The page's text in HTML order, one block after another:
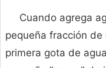
Cuando agrega
pequeña fracción
primera gota de